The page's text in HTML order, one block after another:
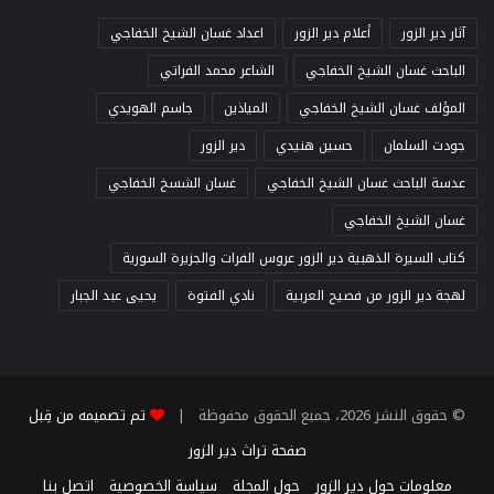
آثار دير الزور أعلام دير الزور
اعداد غسان الشيخ الخفاجي
الباحث غسان الشيخ الخفاجي
الشاعر محمد الفراتي
المؤلف غسان الشيخ الخفاجي
المياذين
جاسم الهويدي
جودت السلمان
حسين هنيدي
دير الزور
عدسة الباحث غسان الشيخ الخفاجي
غسان الشسخ الخفاجي
غسان الشيخ الخفاجي
كتاب السيرة الذهبية دير الزور عروس الفرات والجزيرة السورية
لهجة دير الزور من فصيح العربية
نادي الفتوة يحيى عبد الجبار
© حقوق النشر 2026، جميع الحقوق محفوظة |
تم تصميمه من قِبل
صفحة تراث دير الزور
معلومات حول دير الزور
حول المجلة سياسة الخصوصية اتصل بنا